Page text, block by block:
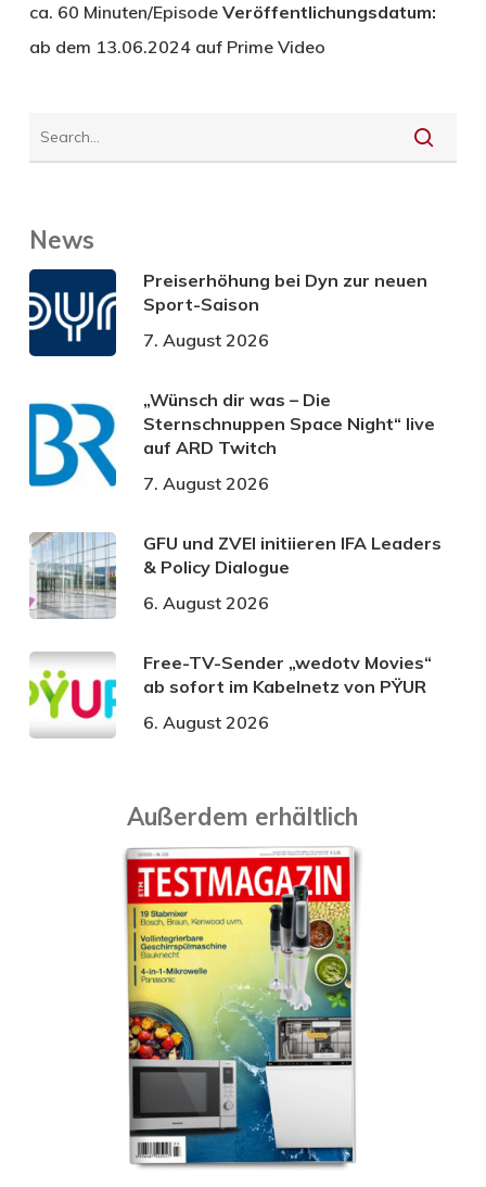
ca. 60 Minuten/Episode Veröffentlichungsdatum:
ab dem 13.06.2024 auf Prime Video
News
Preiserhöhung bei Dyn zur neuen
Sport-Saison
7. August 2026
„Wünsch dir was – Die
Sternschnuppen Space Night“ live
auf ARD Twitch
7. August 2026
GFU und ZVEI initiieren IFA Leaders
& Policy Dialogue
6. August 2026
Free-TV-Sender „wedotv Movies“
ab sofort im Kabelnetz von PŸUR
6. August 2026
Außerdem erhältlich